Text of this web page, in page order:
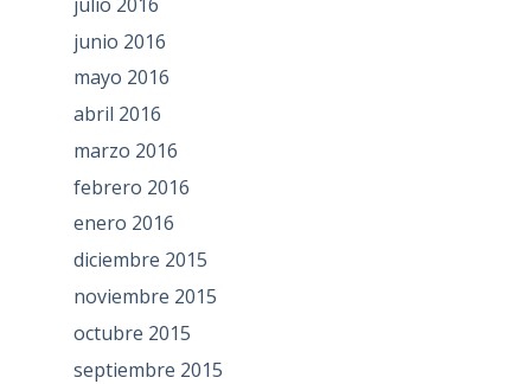
junio 2016
mayo 2016
abril 2016
marzo 2016
febrero 2016
enero 2016
diciembre 2015
noviembre 2015
octubre 2015
septiembre 2015